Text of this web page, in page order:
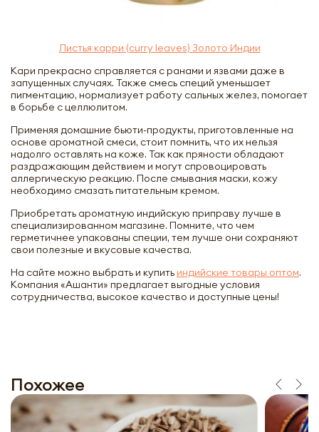
Листья карри (curry leaves) Золото Индии
Кари прекрасно справляется с ранами и язвами даже в
запущенных случаях. Также смесь специй уменьшает
пигментацию, нормализует работу сальных желез, помогает
в борьбе с целлюлитом.
Применяя домашние бьюти-продукты, приготовленные на
основе ароматной смеси, стоит помнить, что их нельзя
надолго оставлять на коже. Так как пряности обладают
раздражающим действием и могут спровоцировать
аллергическую реакцию. После смывания маски, кожу
необходимо смазать питательным кремом.
Приобретать ароматную индийскую приправу лучше в
специализированном магазине. Помните, что чем
герметичнее упакованы специи, тем лучше они сохраняют
свои полезные и вкусовые качества.
На сайте можно выбрать и купить индийские товары оптом.
Компания «Ашанти» предлагает выгодные условия
сотрудничества, высокое качество и доступные цены!
Похожее